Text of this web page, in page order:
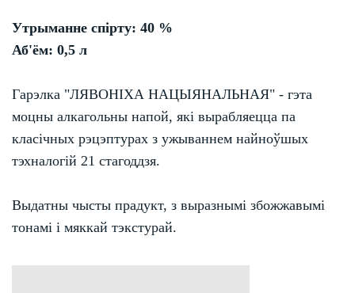
Утрыманне спірту: 40 %
Аб'ём: 0,5 л
Гарэлка "ЛЯВОНІХА НАЦЫЯНАЛЬНАЯ" - гэта
моцны алкагольны напой, які вырабляецца па
класічных рэцэптурах з ужываннем найноўшых
тэхналогій 21 стагоддзя.
Выдатны чысты прадукт, з выразнымі збожжавымі
тонамі і мяккай тэкстурай.